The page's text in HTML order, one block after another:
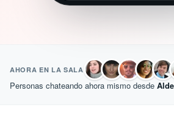
AHORA EN LA SALA
Personas chateando ahora mismo desde